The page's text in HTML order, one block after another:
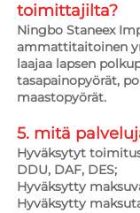
toimittajilta?
Ningbo Staneex
ammattitaitoinen
laajaa lapsen
tasapainopyörät,
maastopyörät.
5. mitä
Hyväksytyt
DDU, DAF, DES;
Hyväksytty
Hyväksytty